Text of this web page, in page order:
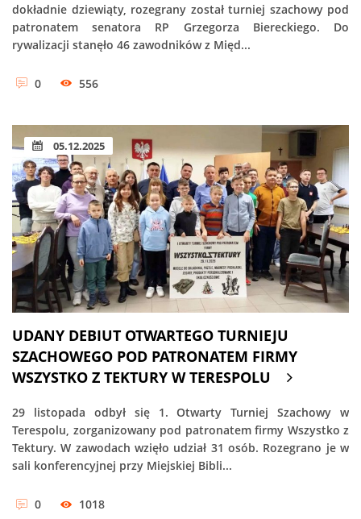
dokładnie dziewiąty, rozegrany został turniej szachowy pod
patronatem senatora RP Grzegorza Biereckiego. Do
rywalizacji stanęło 46 zawodników z Międ...
0 556
05.12.2025
UDANY DEBIUT OTWARTEGO TURNIEJU
SZACHOWEGO POD PATRONATEM FIRMY
WSZYSTKO Z TEKTURY W TERESPOLU
29 listopada odbył się 1. Otwarty Turniej Szachowy w
Terespolu, zorganizowany pod patronatem firmy Wszystko z
Tektury. W zawodach wzięło udział 31 osób. Rozegrano je w
sali konferencyjnej przy Miejskiej Bibli...
0 1018